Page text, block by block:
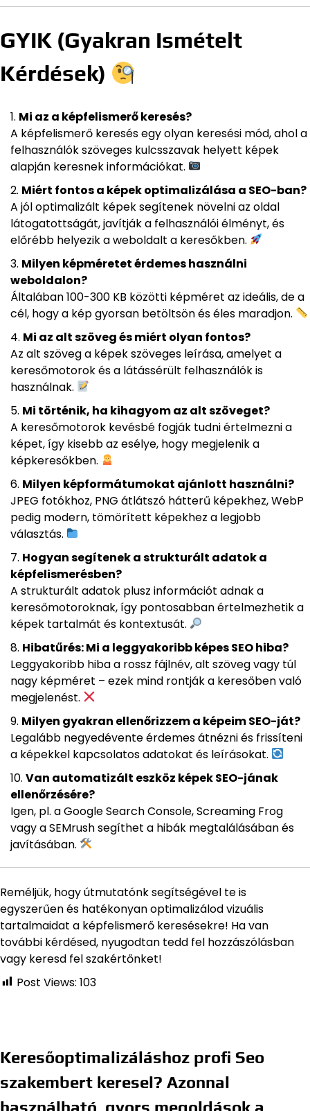
GYIK (Gyakran Ismételt
Kérdések)
Mi az a képfelismerő keresés?
A képfelismerő keresés egy olyan keresési mód, ahol a
felhasználók szöveges kulcsszavak helyett képek
alapján keresnek információkat.
Miért fontos a képek optimalizálása a SEO-ban?
A jól optimalizált képek segítenek növelni az oldal
látogatottságát, javítják a felhasználói élményt, és
előrébb helyezik a weboldalt a keresőkben.
Milyen képméretet érdemes használni
weboldalon?
Általában 100-300 KB közötti képméret az ideális, de a
cél, hogy a kép gyorsan betöltsön és éles maradjon.
Mi az alt szöveg és miért olyan fontos?
Az alt szöveg a képek szöveges leírása, amelyet a
keresőmotorok és a látássérült felhasználók is
használnak.
Mi történik, ha kihagyom az alt szöveget?
A keresőmotorok kevésbé fogják tudni értelmezni a
képet, így kisebb az esélye, hogy megjelenik a
képkeresőkben.
Milyen képformátumokat ajánlott használni?
JPEG fotókhoz, PNG átlátszó hátterű képekhez, WebP
pedig modern, tömörített képekhez a legjobb
választás.
Hogyan segítenek a strukturált adatok a
képfelismerésben?
A strukturált adatok plusz információt adnak a
keresőmotoroknak, így pontosabban értelmezhetik a
képek tartalmát és kontextusát.
Hibatűrés: Mi a leggyakoribb képes SEO hiba?
Leggyakoribb hiba a rossz fájlnév, alt szöveg vagy túl
nagy képméret – ezek mind rontják a keresőben való
megjelenést.
Milyen gyakran ellenőrizzem a képeim SEO-ját?
Legalább negyedévente érdemes átnézni és frissíteni
a képekkel kapcsolatos adatokat és leírásokat.
Van automatizált eszköz képek SEO-jának
ellenőrzésére?
Igen, pl. a Google Search Console, Screaming Frog
vagy a SEMrush segíthet a hibák megtalálásában és
javításában.
Reméljük, hogy útmutatónk segítségével te is
egyszerűen és hatékonyan optimalizálod vizuális
tartalmaidat a képfelismerő keresésekre! Ha van
további kérdésed, nyugodtan tedd fel hozzászólásban
vagy keresd fel szakértőnket!
Post Views: 103
Keresőoptimalizáláshoz profi Seo
szakembert keresel? Azonnal
használható, gyors megoldások a